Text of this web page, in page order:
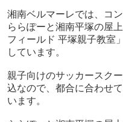
湘南ベルマーレでは、コ
ららぽーと湘南平塚の屋
フィールド 平塚親子教室
しています。
親子向けのサッカースク
込なので、都合に合わせ
います。